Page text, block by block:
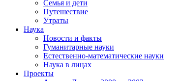
Семья и дети
Путешествие
Утраты
Наука
Новости и факты
Гуманитарные науки
Естественно-математические науки
Наука в лицах
Проекты